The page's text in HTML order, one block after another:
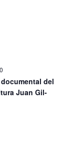
del
Juan Gil-